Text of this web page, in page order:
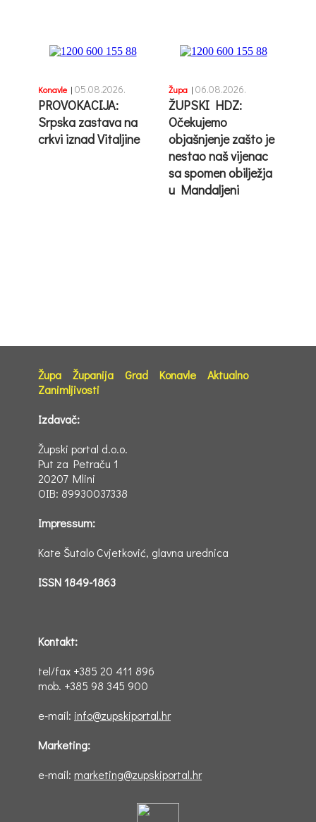
Konavle | 05.08.2026.
PROVOKACIJA:
Srpska zastava na
crkvi iznad Vitaljine
Župa | 06.08.2026.
ŽUPSKI HDZ:
Očekujemo
objašnjenje zašto je
nestao naš vijenac
sa spomen obilježja
u Mandaljeni
Župa Županija Grad Konavle
Aktualno
Zanimljivosti
Izdavač:
Župski portal d.o.o.
Put za Petraču 1
20207 Mlini
OIB: 89930037338
Impressum:
Kate Šutalo Cvjetković, glavna urednica
ISSN 1849-1863
Kontakt:
tel/fax +385 20 411 896
mob. +385 98 345 900
e-mail: info@zupskiportal.hr
Marketing:
e-mail: marketing@zupskiportal.hr